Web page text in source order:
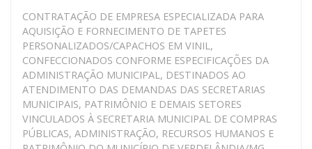
CONTRATAÇÃO DE EMPRESA ESPECIALIZADA PARA
AQUISIÇÃO E FORNECIMENTO DE TAPETES
PERSONALIZADOS/CAPACHOS EM VINIL,
CONFECCIONADOS CONFORME ESPECIFICAÇÕES DA
ADMINISTRAÇÃO MUNICIPAL, DESTINADOS AO
ATENDIMENTO DAS DEMANDAS DAS SECRETARIAS
MUNICIPAIS, PATRIMÔNIO E DEMAIS SETORES
VINCULADOS À SECRETARIA MUNICIPAL DE COMPRAS
PÚBLICAS, ADMINISTRAÇÃO, RECURSOS HUMANOS E